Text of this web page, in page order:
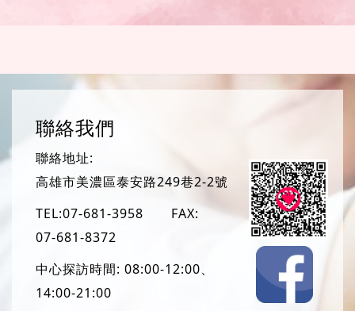
聯絡我們
聯絡地址:
高雄市美濃區泰安路249巷2-2號
TEL:07-681-3958
FAX:
07-681-8372
中心探訪時間: 08:00-12:00、
14:00-21:00